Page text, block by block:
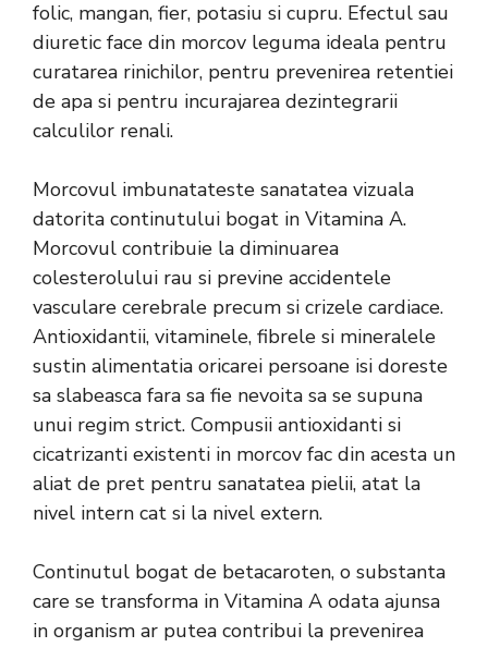
folic, mangan, fier, potasiu si cupru. Efectul sau
diuretic face din morcov leguma ideala pentru
curatarea rinichilor, pentru prevenirea retentiei
de apa si pentru incurajarea dezintegrarii
calculilor renali.
Morcovul imbunatateste sanatatea vizuala
datorita continutului bogat in Vitamina A.
Morcovul contribuie la diminuarea
colesterolului rau si previne accidentele
vasculare cerebrale precum si crizele cardiace.
Antioxidantii, vitaminele, fibrele si mineralele
sustin alimentatia oricarei persoane isi doreste
sa slabeasca fara sa fie nevoita sa se supuna
unui regim strict. Compusii antioxidanti si
cicatrizanti existenti in morcov fac din acesta un
aliat de pret pentru sanatatea pielii, atat la
nivel intern cat si la nivel extern.
Continutul bogat de betacaroten, o substanta
care se transforma in Vitamina A odata ajunsa
in organism ar putea contribui la prevenirea